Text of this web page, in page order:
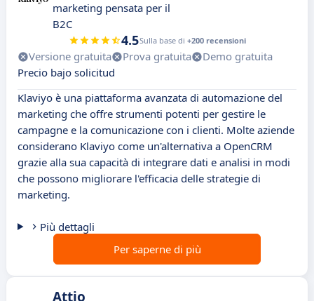
marketing pensata per il
B2C
4.5Sulla base di +200 recensioni
Versione gratuita Prova gratuita
Demo gratuita
Precio bajo solicitud
Klaviyo è una piattaforma avanzata di automazione del
marketing che offre strumenti potenti per gestire le
campagne e la comunicazione con i clienti. Molte aziende
considerano Klaviyo come un'alternativa a OpenCRM
grazie alla sua capacità di integrare dati e analisi in modi
che possono migliorare l'efficacia delle strategie di
marketing.
Più dettagli
Per saperne di più
Attio